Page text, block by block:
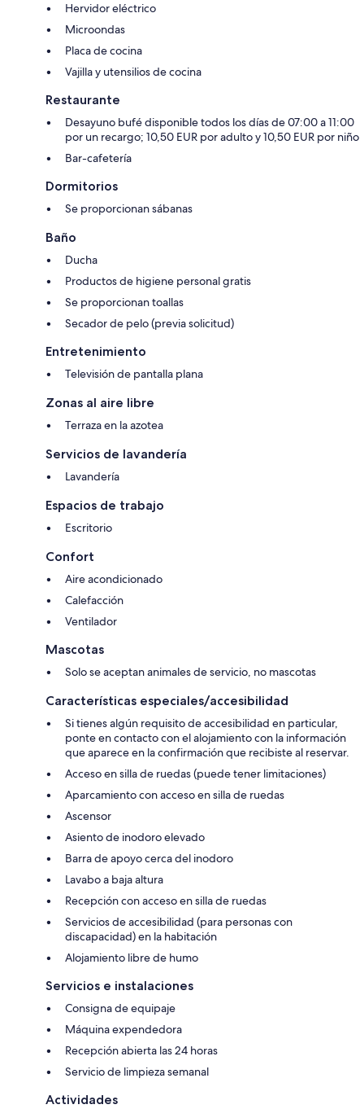
Hervidor eléctrico
Microondas
Placa de cocina
Vajilla y utensilios de cocina
Restaurante
Desayuno bufé disponible todos los días de 07:00 a 11:00
por un recargo; 10,50 EUR por adulto y 10,50 EUR por niño
Bar-cafetería
Dormitorios
Se proporcionan sábanas
Baño
Ducha
Productos de higiene personal gratis
Se proporcionan toallas
Secador de pelo (previa solicitud)
Entretenimiento
Televisión de pantalla plana
Zonas al aire libre
Terraza en la azotea
Servicios de lavandería
Lavandería
Espacios de trabajo
Escritorio
Confort
Aire acondicionado
Calefacción
Ventilador
Mascotas
Solo se aceptan animales de servicio, no mascotas
Características especiales/accesibilidad
Si tienes algún requisito de accesibilidad en particular,
ponte en contacto con el alojamiento con la información
que aparece en la confirmación que recibiste al reservar.
Acceso en silla de ruedas (puede tener limitaciones)
Aparcamiento con acceso en silla de ruedas
Ascensor
Asiento de inodoro elevado
Barra de apoyo cerca del inodoro
Lavabo a baja altura
Recepción con acceso en silla de ruedas
Servicios de accesibilidad (para personas con
discapacidad) en la habitación
Alojamiento libre de humo
Servicios e instalaciones
Consigna de equipaje
Máquina expendedora
Recepción abierta las 24 horas
Servicio de limpieza semanal
Actividades